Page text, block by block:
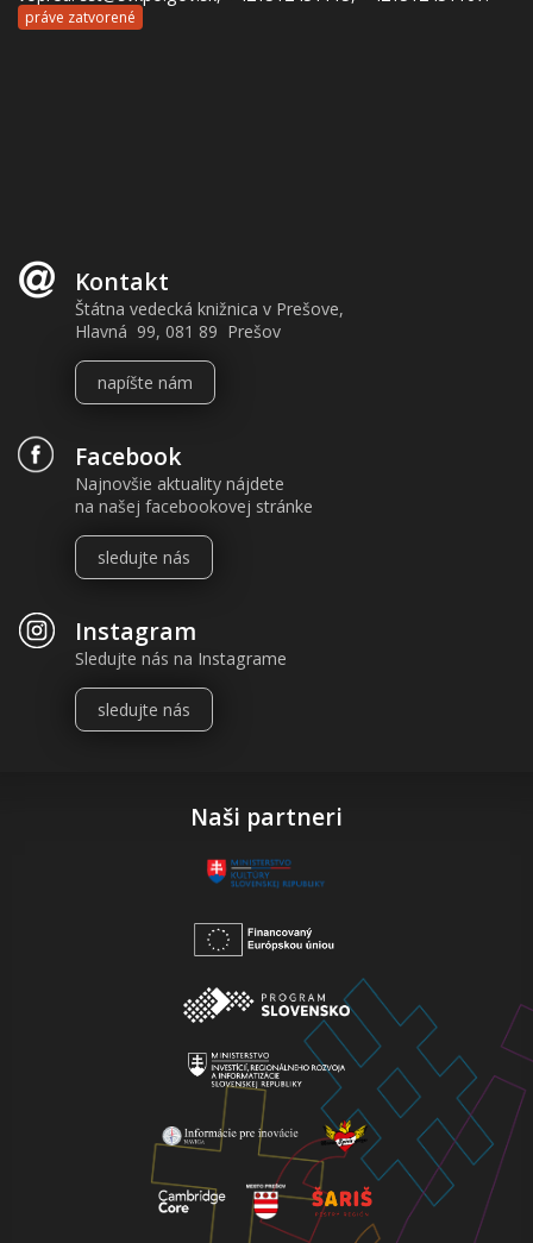
práve zatvorené
Kontakt
Štátna vedecká knižnica v Prešove,
Hlavná 99, 081 89 Prešov
napíšte nám
Facebook
Najnovšie aktuality nájdete
na našej facebookovej stránke
sledujte nás
Instagram
Sledujte nás na Instagrame
sledujte nás
Naši partneri